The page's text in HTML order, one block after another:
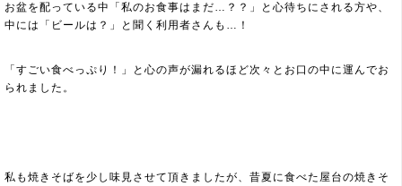
お盆を配っている中「私のお食事はまだ…？？」と心待ちにされる方や、
中には「ビールは？」と聞く利用者さんも…！
「すごい食べっぷり！」と心の声が漏れるほど次々とお口の中に運んでお
られました。
私も焼きそばを少し味見させて頂きましたが、昔夏に食べた屋台の焼きそ